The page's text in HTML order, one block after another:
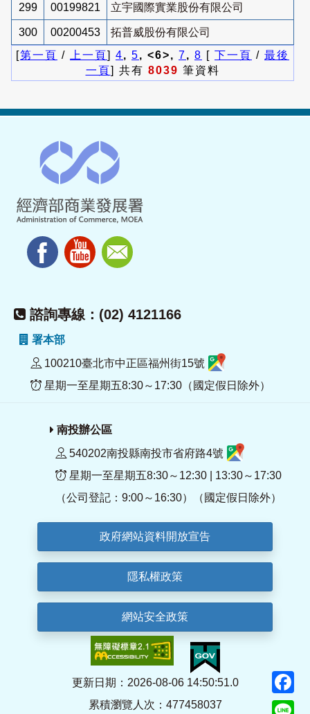
299 00199821 立宇國際實業股份有限公司
300 00200453
拓普威股份有限公司
[第一頁 / 上一頁] 4, 5, <6>, 7, 8 [ 下一頁 / 最後
一頁] 共有 8039 筆資料
諮詢專線：(02) 4121166
署本部
100210臺北市中正區福州街15號
星期一至星期五8:30～17:30（國定假日除外）
南投辦公區
540202南投縣南投市省府路4號
星期一至星期五8:30～12:30 | 13:30～17:30
（公司登記：9:00～16:30）（國定假日除外）
政府網站資料開放宣告
隱私權政策
網站安全政策
更新日期：2026-08-06 14:50:51.0
累積瀏覽人次：477458037